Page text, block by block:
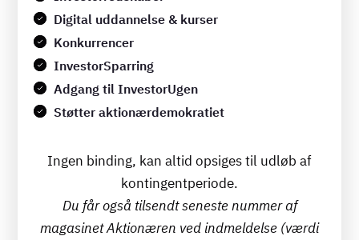
Digital uddannelse & kurser
Konkurrencer
InvestorSparring
Adgang til InvestorUgen
Støtter aktionærdemokratiet
Ingen binding, kan altid opsiges til udløb af
kontingentperiode.
Du får også tilsendt seneste nummer af
magasinet Aktionæren ved indmeldelse (værdi